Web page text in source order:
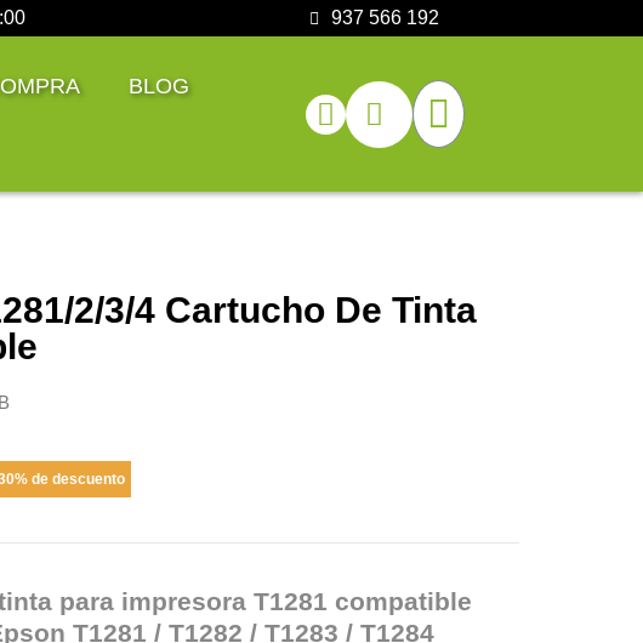
937 566 192
BLOG
2/3/4 Cartucho De Tinta
de descuento
para impresora T1281 compatible
T1281 / T1282 / T1283 / T1284